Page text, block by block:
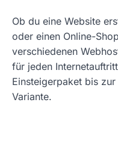
Ob du eine Website
oder einen Online-
verschiedenen
für jeden
Einsteigerpaket bis
Variante.